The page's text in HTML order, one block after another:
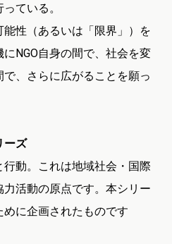
ている。
性（あるいは「限界」）を
NGO自身の間で、社会を変
、さらに広がることを願っ
ーズ
動。これは地域社会・国際
活動の原点です。本シリー
に企画されたものです